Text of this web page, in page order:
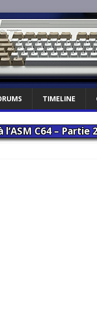
TIMELINE
C64 – Partie